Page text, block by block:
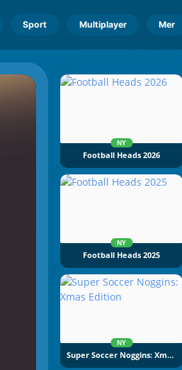
Sport Multiplayer Mer
NY
Football Heads 2026
NY
Football Heads 2025
NY
Super Soccer Noggins: Xmas Edition